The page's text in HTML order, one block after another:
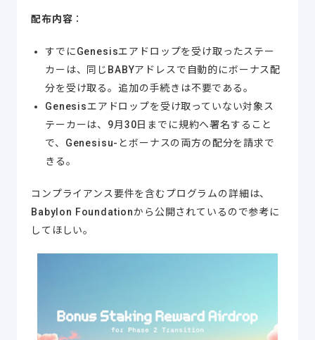
配布内容 ：
すでにGenesisエアドロップを受け取ったステー
カーは、同じBABYアドレスで自動的にボーナス配
分を受け取る。追加の手続きは不要である。
Genesisエアドロップを受け取っていない対象ス
テーカーは、9月30日までに規約へ署名すること
で、Genesisu-とボーナスの両方の配分を請求で
きる。
コンプライアンス要件を含むプログラムの詳細は、
Babylon Foundationから公開されているので参考に
してほしい。